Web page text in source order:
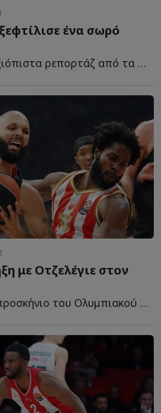
ένα σωρό
Την ώρα που τα αξιόπιστα ρεπορτάζ από τα εργομετρικ�...
με Οτζελέγιε στον
Στο μεταγραφικό προσκήνιο του Ολυμπιακού παραμένει η...